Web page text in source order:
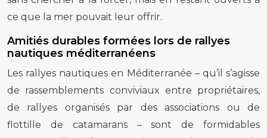
ce que la mer pouvait leur offrir.
Amitiés durables formées lors de rallyes
nautiques méditerranéens
Les rallyes nautiques en Méditerranée – qu’il s’agisse
de rassemblements conviviaux entre propriétaires,
de rallyes organisés par des associations ou de
flottille de catamarans – sont de formidables